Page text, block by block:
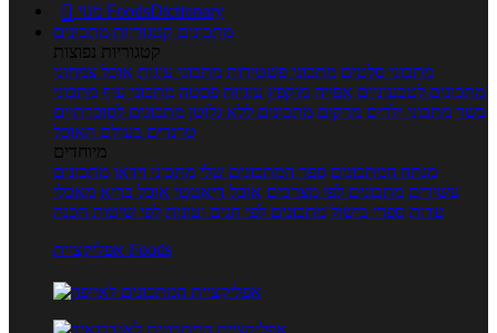

מנוי FoodsDictionary
מתכונים קטגוריות מתכונים
קטגוריות נפוצות
מתכוני סלטים מתכוני פשטידות מתכוני עוגות אוכל צמחוני
מתכונים לטבעוניים אפייה מוקפץ עוגיות פסטה מתכוני עוף מתכוני
בשר מתכוני ילדים מרקים מתכונים ללא גלוטן מתכונים לסוכרתיים
טרנדים בעולם האוכל
מיוחדים
מנתח המתכונים ספר המתכונים שלי מתכוני וידאו מתכונים
עשירים מתכונים לפי מצרכים אוכל דיאטטי אוכל בריא מאכלי
עדות ספרי בישול מתכונים לפי חגים ועונות לפי שיטות הכנה
אפליקציית Foods